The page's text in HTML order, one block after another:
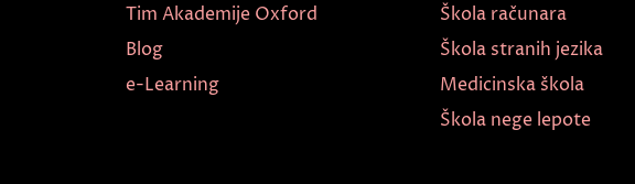
Tim Akademije Oxford
Blog
e-Learning
Škola računara
Škola stranih jezika
Medicinska škola
Škola nege lepote